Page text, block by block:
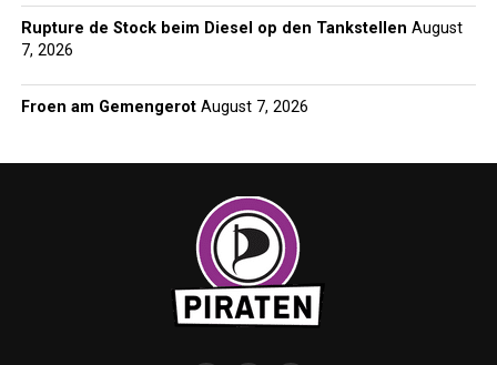
Rupture de Stock beim Diesel op den Tankstellen August
7, 2026
Froen am Gemengerot August 7, 2026